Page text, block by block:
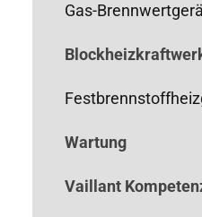
Gas-
Wartung
Vaillant